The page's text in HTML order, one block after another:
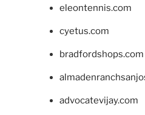
eleontennis.com
cyetus.com
bradfordshops.com
advocatevijay.com